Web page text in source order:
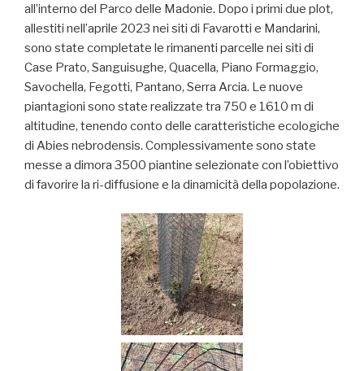
all’interno del Parco delle Madonie. Dopo i primi due plot,
allestiti nell’aprile 2023 nei siti di Favarotti e Mandarini,
sono state completate le rimanenti parcelle nei siti di
Case Prato, Sanguisughe, Quacella, Piano Formaggio,
Savochella, Fegotti, Pantano, Serra Arcia. Le nuove
piantagioni sono state realizzate tra 750 e 1610 m di
altitudine, tenendo conto delle caratteristiche ecologiche
di Abies nebrodensis. Complessivamente sono state
messe a dimora 3500 piantine selezionate con l’obiettivo
di favorire la ri-diffusione e la dinamicità della popolazione.